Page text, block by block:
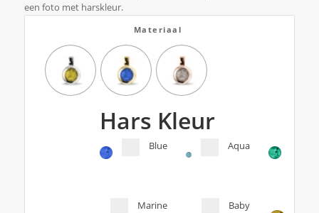
een foto met harskleur.
Materiaal
Hars Kleur
Blue Aqua
Marine
Baby